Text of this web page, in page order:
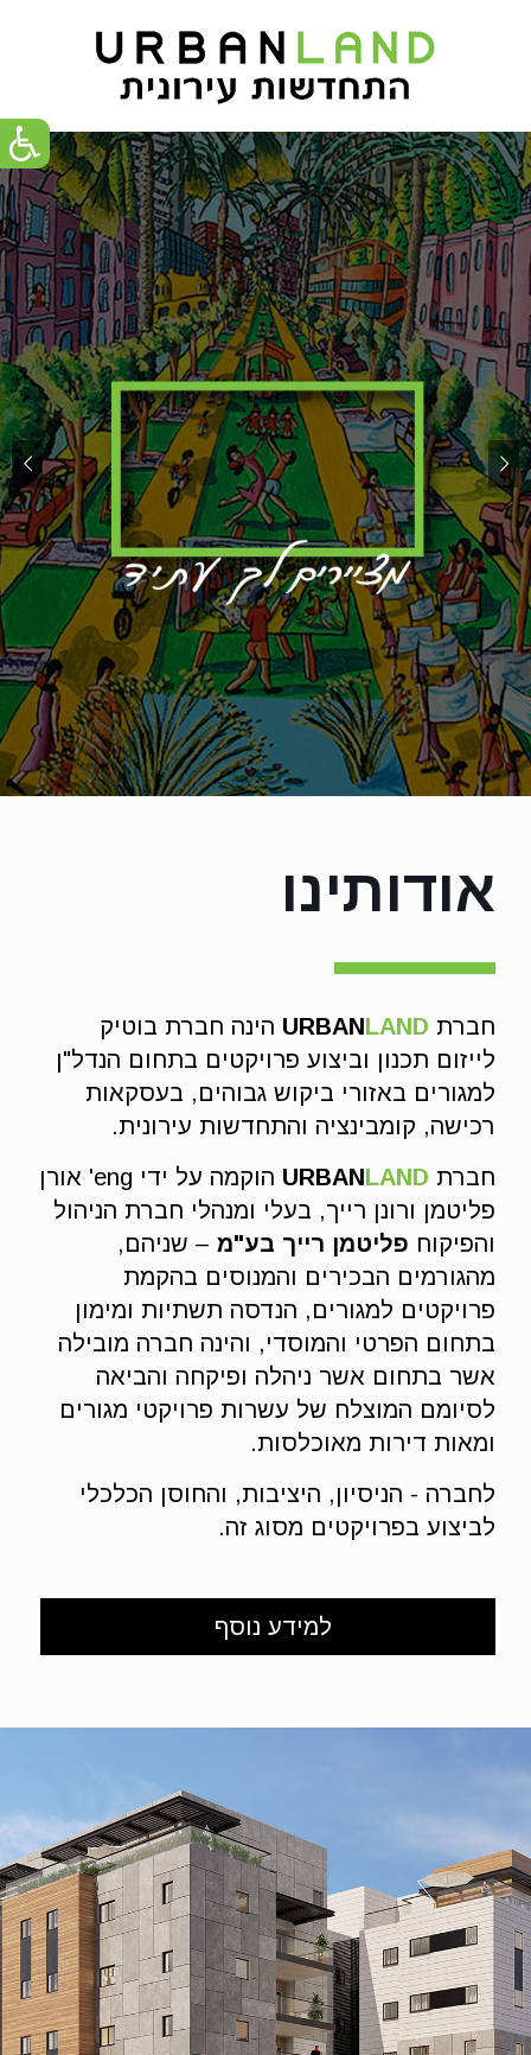
אודותינו
חברת URBANLAND
הינה חברת בוטיק
לייזום תכנון וביצוע פרויקטים בתחום הנדל"ן
למגורים באזורי ביקוש גבוהים, בעסקאות
רכישה, קומבינציה והתחדשות עירונית.
חברת
URBANLAND
הוקמה על ידי eng' אורן
פליטמן ורונן רייך, בעלי ומנהלי חברת הניהול
והפיקוח פליטמן רייך בע"מ – שניהם,
מהגורמים הבכירים והמנוסים בהקמת
פרויקטים למגורים, הנדסה תשתיות ומימון
בתחום הפרטי והמוסדי, והינה חברה מובילה
אשר בתחום אשר ניהלה ופיקחה והביאה
לסיומם המוצלח של עשרות פרויקטי מגורים
ומאות דירות מאוכלסות.
לחברה - הניסיון, היציבות, והחוסן הכלכלי
לביצוע בפרויקטים מסוג זה.
למידע נוסף